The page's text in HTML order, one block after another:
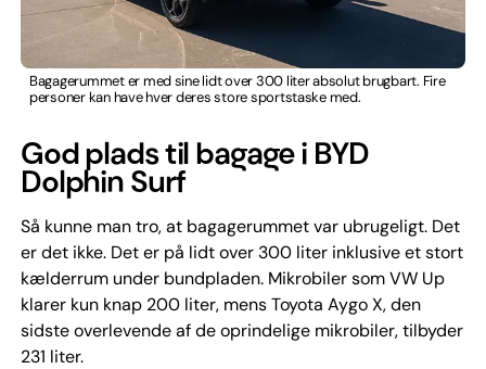
Bagagerummet er med sine lidt over 300 liter absolut brugbart. Fire
personer kan have hver deres store sportstaske med.
God plads til bagage i BYD
Dolphin Surf
Så kunne man tro, at bagagerummet var ubrugeligt. Det
er det ikke. Det er på lidt over 300 liter inklusive et stort
kælderrum under bundpladen. Mikrobiler som VW Up
klarer kun knap 200 liter, mens Toyota Aygo X, den
sidste overlevende af de oprindelige mikrobiler, tilbyder
231 liter.